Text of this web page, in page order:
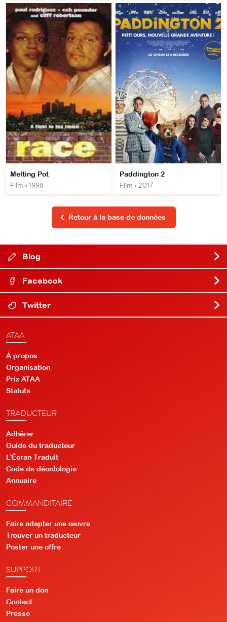
Melting Pot
Film • 1998
Paddington 2
Film • 2017
Retour à la base de données
Blog
Facebook
Twitter
ATAA
À propos
Organisation
Prix ATAA
Statuts
TRADUCTEUR
Adhérer
Guide du traducteur
L'Écran Traduit
Code de déontologie
Annuaire
COMMANDITAIRE
Faire adapter une œuvre
Trouver un traducteur
Poster une offre
SUPPORT
Faire un don
Contact
Presse